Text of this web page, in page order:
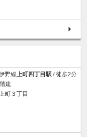
野線 上町四丁目駅 / 徒歩2分
建
町３丁目